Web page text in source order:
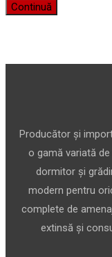
Continuă
Producător și
o gamă variată
dormitor și
modern pentru
complete de
extinsă și